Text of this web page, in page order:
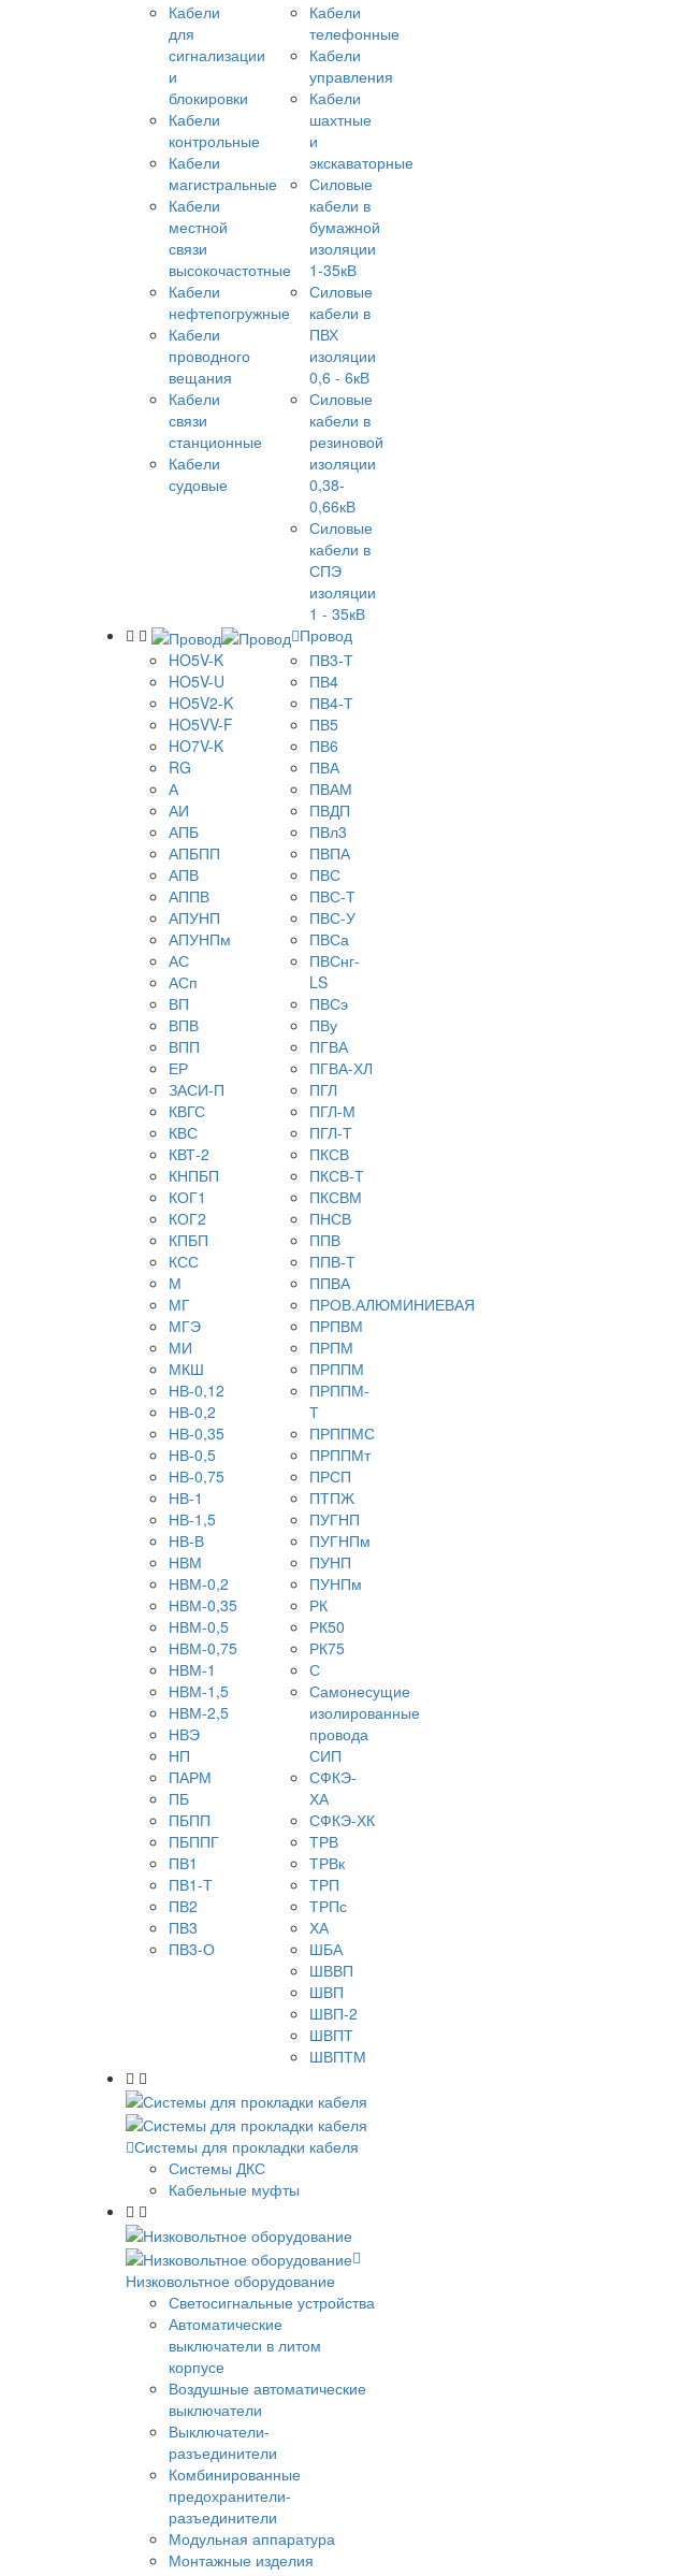
Кабели
для
сигнализации
и
блокировки
Кабели
контрольные
Кабели
магистральные
Кабели
местной
связи
высокочастотные
Кабели
нефтепогружные
Кабели
проводного
вещания
Кабели
связи
станционные
Кабели
судовые
Кабели
телефонные
Кабели
управления
Кабели
шахтные
и
экскаваторные
Силовые
кабели в
бумажной
изоляции
1-35кВ
Силовые
кабели в
ПВХ
изоляции
0,6 - 6кВ
Силовые
кабели в
резиновой
изоляции
0,38-
0,66кВ
Силовые
кабели в
СПЭ
изоляции
1 - 35кВ
Провод
HO5V-K
HO5V-U
HO5V2-K
HO5VV-F
HO7V-K
RG
А
АИ
АПБ
АПБПП
АПВ
АППВ
АПУНП
АПУНПм
АС
АСп
ВП
ВПВ
ВПП
ЕР
ЗАСИ-П
КВГС
КВС
КВТ-2
КНПБП
КОГ1
КОГ2
КПБП
КСС
М
МГ
МГЭ
МИ
МКШ
НВ-0,12
НВ-0,2
НВ-0,35
НВ-0,5
НВ-0,75
НВ-1
НВ-1,5
НВ-В
НВМ
НВМ-0,2
НВМ-0,35
НВМ-0,5
НВМ-0,75
НВМ-1
НВМ-1,5
НВМ-2,5
НВЭ
НП
ПАРМ
ПБ
ПБПП
ПБППГ
ПВ1
ПВ1-Т
ПВ2
ПВ3
ПВ3-О
ПВ3-Т
ПВ4
ПВ4-Т
ПВ5
ПВ6
ПВА
ПВАМ
ПВДП
ПВл3
ПВПА
ПВС
ПВС-Т
ПВС-У
ПВСа
ПВСнг-
LS
ПВСэ
ПВу
ПГВА
ПГВА-ХЛ
ПГЛ
ПГЛ-М
ПГЛ-Т
ПКСВ
ПКСВ-Т
ПКСВМ
ПНСВ
ППВ
ППВ-Т
ППВА
ПРОВ.АЛЮМИНИЕВАЯ
ПРПВМ
ПРПМ
ПРППМ
ПРППМ-
Т
ПРППМС
ПРППМт
ПРСП
ПТПЖ
ПУГНП
ПУГНПм
ПУНП
ПУНПм
РК
РК50
РК75
С
Самонесущие
изолированные
провода
СИП
СФКЭ-
ХА
СФКЭ-ХК
ТРВ
ТРВк
ТРП
ТРПс
ХА
ШБА
ШВВП
ШВП
ШВП-2
ШВПТ
ШВПТМ
Системы для прокладки кабеля
Системы ДКС
Кабельные муфты
Низковольтное оборудование
Светосигнальные устройства
Автоматические
выключатели в литом
корпусе
Воздушные автоматические
выключатели
Выключатели-
разъединители
Комбинированные
предохранители-
разъединители
Модульная аппаратура
Монтажные изделия